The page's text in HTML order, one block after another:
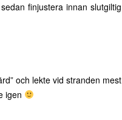
finjustera innan slutgiltig
och lekte vid stranden mest
igen